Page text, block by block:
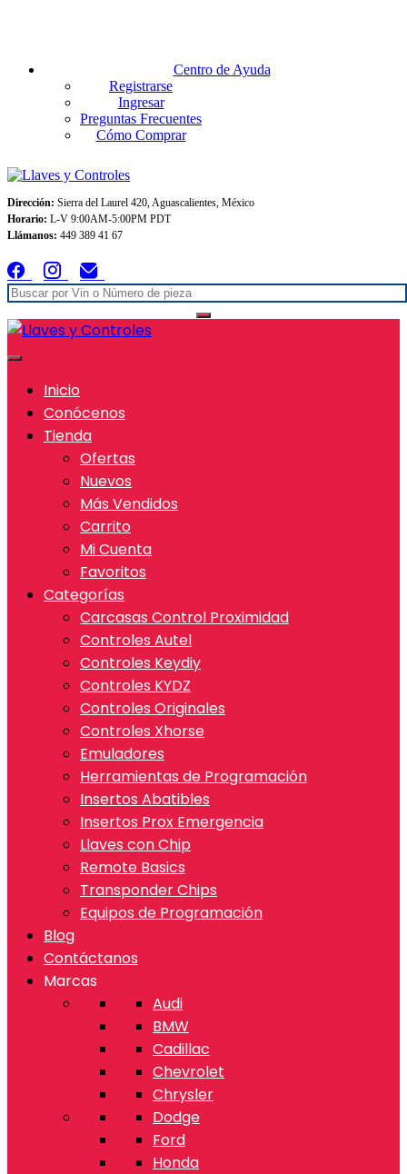
Centro de Ayuda
Registrarse
Ingresar
Preguntas Frecuentes
Cómo Comprar
Dirección: Sierra del Laurel 420, Aguascalientes, México
Horario: L-V 9:00AM-5:00PM PDT
Llámanos: 449 389 41 67
Inicio
Conócenos
Tienda
Ofertas
Nuevos
Más Vendidos
Carrito
Mi Cuenta
Favoritos
Categorías
Carcasas Control Proximidad
Controles Autel
Controles Keydiy
Controles KYDZ
Controles Originales
Controles Xhorse
Emuladores
Herramientas de Programación
Insertos Abatibles
Insertos Prox Emergencia
Llaves con Chip
Remote Basics
Transponder Chips
Equipos de Programación
Blog
Contáctanos
Marcas
Audi
BMW
Cadillac
Chevrolet
Chrysler
Dodge
Ford
Honda